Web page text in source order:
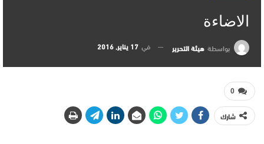
الاضاءة
بواسطة هيئة التحرير في 17 يناير, 2016
0
شارك